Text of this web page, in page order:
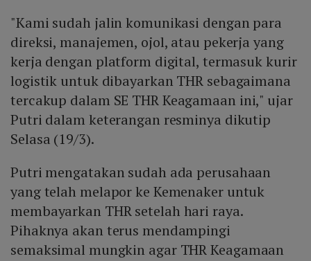
"Kami sudah jalin komunikasi dengan para
direksi, manajemen, ojol, atau pekerja yang
kerja dengan platform digital, termasuk kurir
logistik untuk dibayarkan THR sebagaimana
tercakup dalam SE THR Keagamaan ini," ujar
Putri dalam keterangan resminya dikutip
Selasa (19/3).
Putri mengatakan sudah ada perusahaan
yang telah melapor ke Kemenaker untuk
membayarkan THR setelah hari raya.
Pihaknya akan terus mendampingi
semaksimal mungkin agar THR Keagamaan